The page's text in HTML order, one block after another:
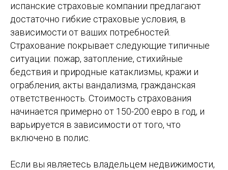
испанские страховые компании предлагают
достаточно гибкие страховые условия, в
зависимости от ваших потребностей.
Страхование покрывает следующие типичные
ситуации: пожар, затопление, стихийные
бедствия и природные катаклизмы, кражи и
ограбления, акты вандализма, гражданская
ответственность. Стоимость страхования
начинается примерно от 150-200 евро в год, и
варьируется в зависимости от того, что
включено в полис.
Если вы являетесь владельцем недвижимости,